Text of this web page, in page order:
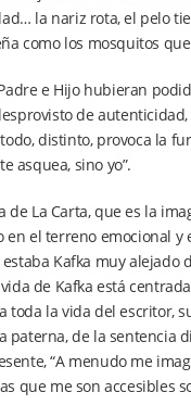
la nariz rota, el pelo
como los mosquitos
e Hijo hubieran
de
distinto, provoca la
asquea, sino yo”.
La Carta, que es la
el terreno emocional
Kafka muy
de Kafka está
la vida del escritor,
de la sentencia
“A menudo me
que me son accesibles